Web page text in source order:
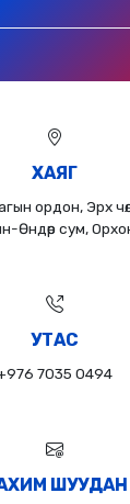
ХАЯГ
ордон, Эрх
Өндөр сум,
УТАС
7035 0494
ШУУДАН